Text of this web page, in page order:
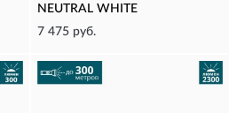
NEUTRAL WHITE
7 475 руб.